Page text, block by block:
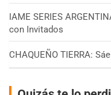
IAME SERIES
con Invitados
CHAQUEÑO TIERRA: